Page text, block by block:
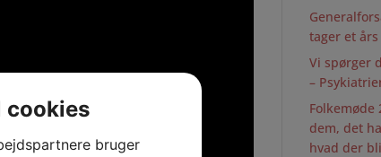
tager et
Vi spørger
–
Folkemøde
dem, det
hvad der
cookies
bruger